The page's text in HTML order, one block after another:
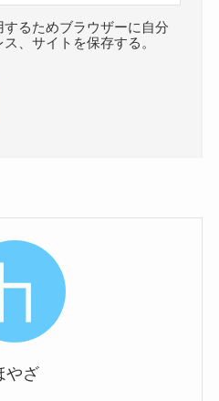
るためブラウザーに自分
、サイトを保存する。
やざ